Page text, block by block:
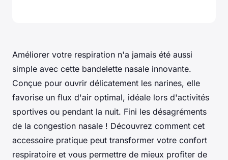
Améliorer votre respiration n'a jamais été aussi
simple avec cette bandelette nasale innovante.
Conçue pour ouvrir délicatement les narines, elle
favorise un flux d'air optimal, idéale lors d'activités
sportives ou pendant la nuit. Fini les désagréments
de la congestion nasale ! Découvrez comment cet
accessoire pratique peut transformer votre confort
respiratoire et vous permettre de mieux profiter de